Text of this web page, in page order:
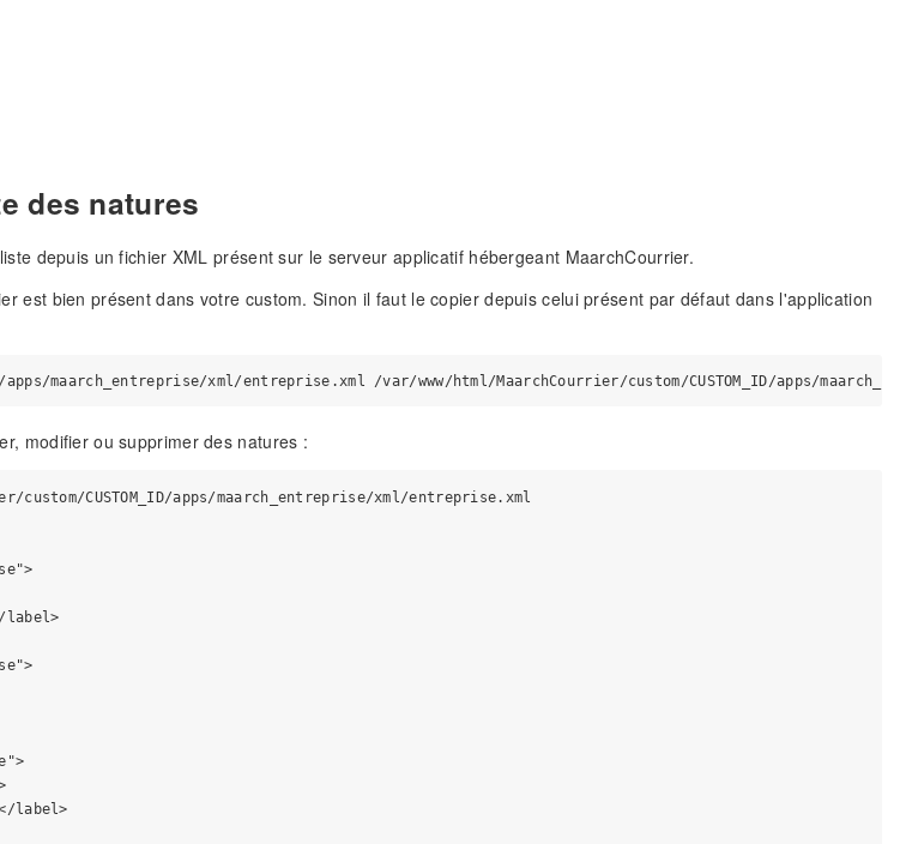
des natures
depuis un fichier XML présent sur le serveur applicatif hébergeant MaarchCourrier.
est bien présent dans votre custom. Sinon il faut le copier depuis celui présent par défaut dans l'application
modifier ou supprimer des natures :
custom/CUSTOM_ID/apps/maarch_entreprise/xml/entreprise.xml
label>
label>